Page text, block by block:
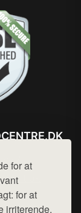
for at
for at
irriterende.
privatlivspolitik